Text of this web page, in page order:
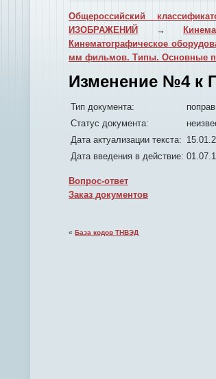
Общероссийский
ИЗОБРАЖЕНИЙ
→
Кинематографическое
мм фильмов. Типы. Основные
Изменение №4 к
Тип документа:
Статус документа:
Дата актуализации текста:
Дата введения в действие:
Вопрос-ответ
Заказ документов
« База кодов ТНВЭД